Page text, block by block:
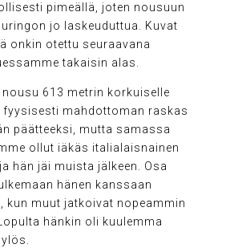
pimeällä, joten nousuun
jo laskeuduttua. Kuvat
onkin otettu seuraavana
takaisin alas.
613 metrin korkuiselle
fyysisesti mahdottoman raskas
päätteeksi, mutta samassa
ollut iäkäs italialaisnainen
hän jäi muista jälkeen. Osa
hänen kanssaan
kun muut jatkoivat nopeammin
hänkin oli kuulemma